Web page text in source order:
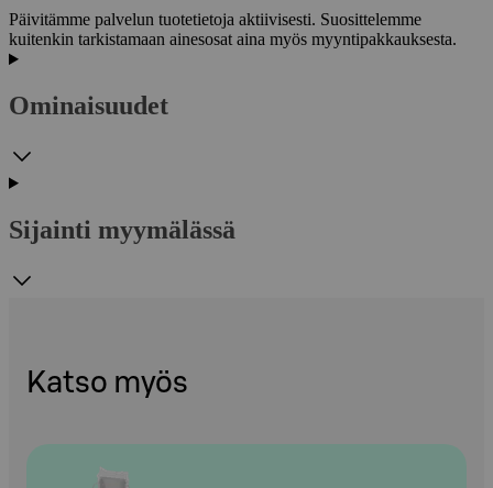
Päivitämme palvelun tuotetietoja aktiivisesti. Suosittelemme
kuitenkin tarkistamaan ainesosat aina myös myyntipakkauksesta.
Ominaisuudet
Sijainti myymälässä
Katso myös